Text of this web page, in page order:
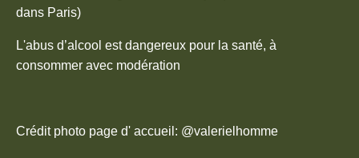
dans Paris)
L'abus d’alcool est dangereux pour la santé, à
consommer avec modération
Crédit photo page d' accueil: @valerielhomme